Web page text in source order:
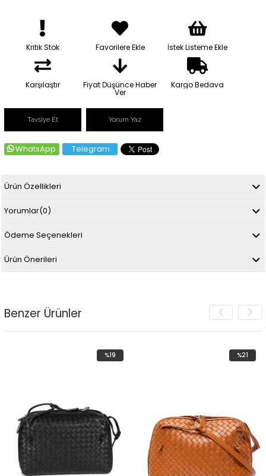
Kritik Stok Favorilere Ekle İstek Listeme Ekle
Karşılaştır Fiyat Düşünce Haber
Ver
Kargo Bedava
Tavsiye Et Yorum Yaz
WhatsApp Telegram
Ürün Özellikleri
Yorumlar(0)
Ödeme Seçenekleri
Ürün Önerileri
Benzer Ürünler